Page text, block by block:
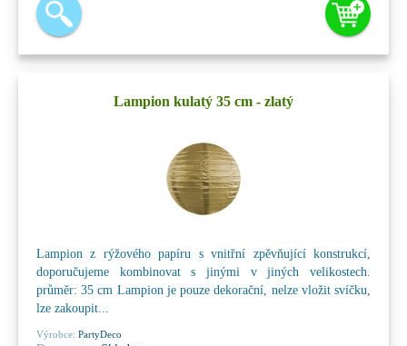
Lampion kulatý 35 cm - zlatý
Lampion z rýžového papíru s vnitřní zpěvňující konstrukcí,
doporučujeme kombinovat s jinými v jiných velikostech.
průměr: 35 cm Lampion je pouze dekorační, nelze vložit svíčku,
lze zakoupit...
Výrobce: PartyDeco